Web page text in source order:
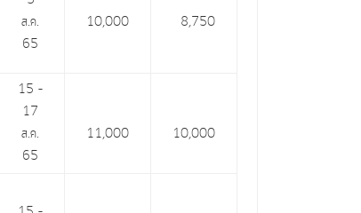
ส.ค.
65
10,000 8,750
15 –
17
ส.ค.
65
11,000 10,000